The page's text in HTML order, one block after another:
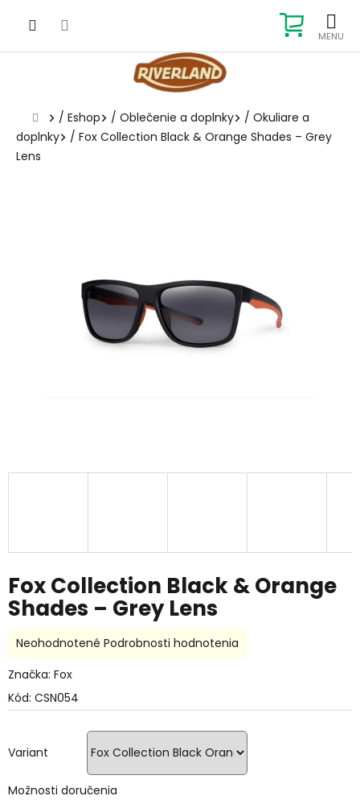
KOŠÍK
Domov
/ Eshop / Oblečenie a doplnky / Okuliare a
doplnky
/ Fox Collection Black & Orange Shades – Grey
Lens
Fox Collection Black & Orange
Shades – Grey Lens
Kód: CSN054
Variant
Možnosti doručenia
Priemerné
produktu
0,0
hviezdičiek.
Neohodnotené Podrobnosti hodnotenia
Značka: Fox